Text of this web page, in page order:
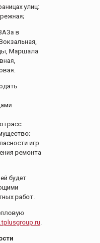
улиц:
в
Маршала
игр
ремонта
будет
работ.
.